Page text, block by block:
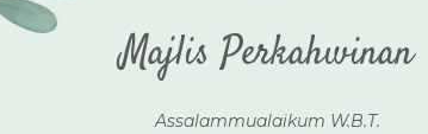
Majlis Perkahwinan
Assalammualaikum W.B.T.